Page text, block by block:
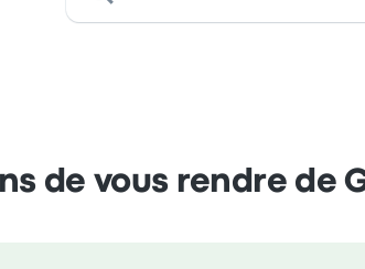
de vous rendre de